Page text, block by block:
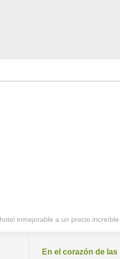
inmejorable a un precio
En el corazón de